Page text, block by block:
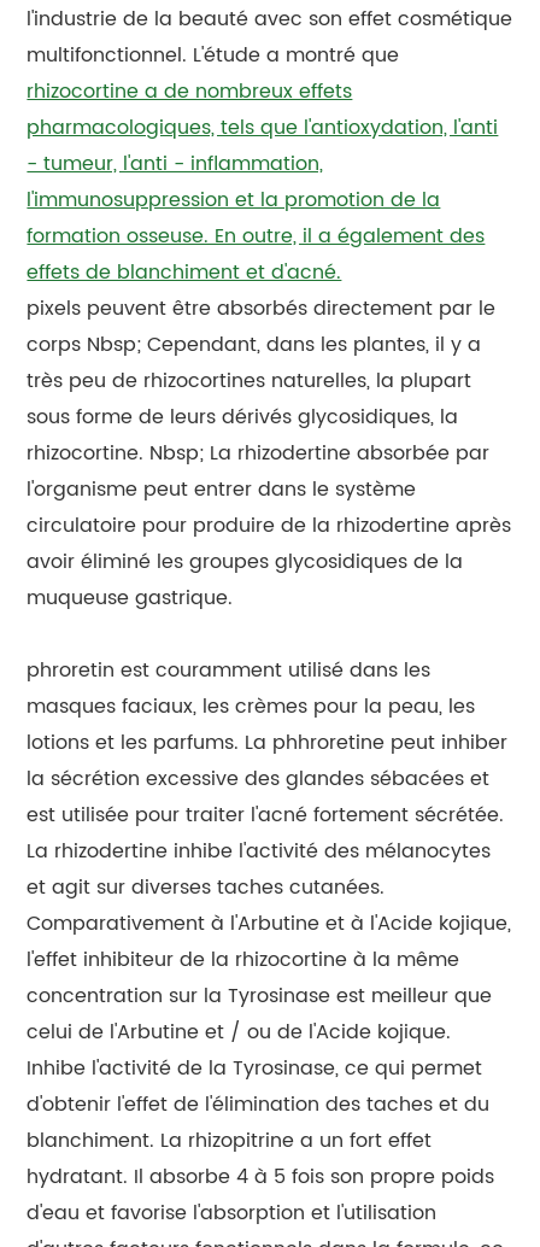
l'industrie de la beauté avec son effet cosmétique
multifonctionnel. L'étude a montré que
rhizocortine a de nombreux effets
pharmacologiques, tels que l'antioxydation, l'anti
- tumeur, l'anti - inflammation,
l'immunosuppression et la promotion de la
formation osseuse. En outre, il a également des
effets de blanchiment et d'acné.
pixels peuvent être absorbés directement par le
corps Nbsp; Cependant, dans les plantes, il y a
très peu de rhizocortines naturelles, la plupart
sous forme de leurs dérivés glycosidiques, la
rhizocortine. Nbsp; La rhizodertine absorbée par
l'organisme peut entrer dans le système
circulatoire pour produire de la rhizodertine après
avoir éliminé les groupes glycosidiques de la
muqueuse gastrique.
phroretin est couramment utilisé dans les
masques faciaux, les crèmes pour la peau, les
lotions et les parfums. La phhroretine peut inhiber
la sécrétion excessive des glandes sébacées et
est utilisée pour traiter l'acné fortement sécrétée.
La rhizodertine inhibe l'activité des mélanocytes
et agit sur diverses taches cutanées.
Comparativement à l'Arbutine et à l'Acide kojique,
l'effet inhibiteur de la rhizocortine à la même
concentration sur la Tyrosinase est meilleur que
celui de l'Arbutine et / ou de l'Acide kojique.
Inhibe l'activité de la Tyrosinase, ce qui permet
d'obtenir l'effet de l'élimination des taches et du
blanchiment. La rhizopitrine a un fort effet
hydratant. Il absorbe 4 à 5 fois son propre poids
d'eau et favorise l'absorption et l'utilisation